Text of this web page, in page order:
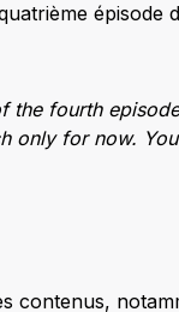
épisode
the fourth
only for now.
contenus,